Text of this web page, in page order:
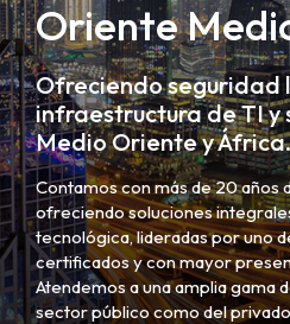
Oriente
Ofreciendo seguridad
infraestructura de TI y
Medio Oriente y África.
Contamos con más de 20 años
ofreciendo soluciones
tecnológica, lideradas por uno
certificados y con mayor
Atendemos a una amplia gama
sector público como del